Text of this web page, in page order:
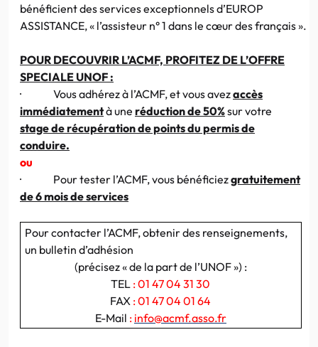
bénéficient des services exceptionnels d’EUROP
ASSISTANCE, « l’assisteur n° 1 dans le cœur des français ».
POUR DECOUVRIR L’ACMF, PROFITEZ DE L’OFFRE
SPECIALE UNOF :
·
Vous adhérez à l’ACMF, et vous avezaccès
immédiatementà une réduction de 50%sur votre
stage de récupération de points du permis de
conduire.
ou
·
Pour tester l’ACMF, vous bénéficiezgratuitement
de 6 mois de services
Pour contacter l’ACMF, obtenir des renseignements,
un bulletin d’adhésion
(précisez « de la part de l’UNOF ») :
TEL : 01 47 04 31 30
FAX : 01 47 04 01 64
E-Mail : info@acmf.asso.fr